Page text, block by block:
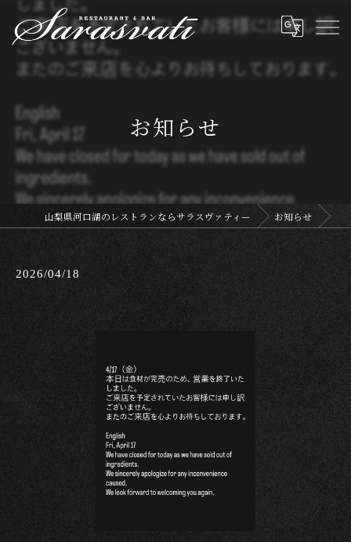
お知らせ
山梨県河口湖のレストランならサラスヴァティー お知らせ
2026/04/18